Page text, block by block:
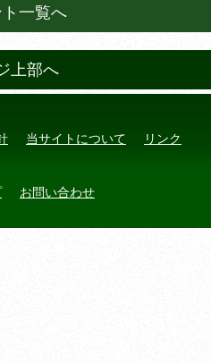
一覧へ
上部へ
当サイトについて リンク
お問い合わせ